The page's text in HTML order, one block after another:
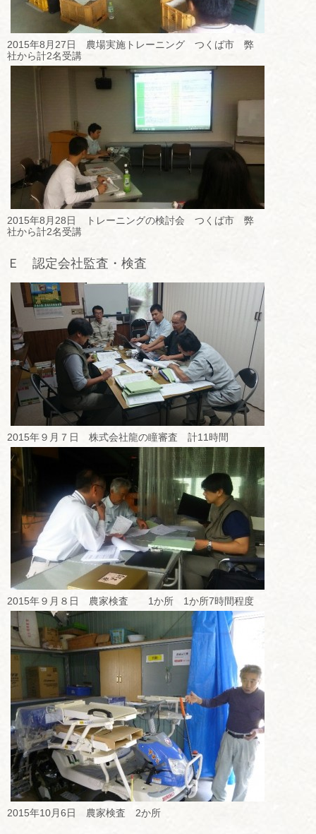
2015年8月27日 農場実施トレーニング つくば市 弊
社から計2名受講
2015年8月28日 トレーニングの検討会 つくば市 弊
社から計2名受講
Ｅ 認定会社監査・検査
2015年９月７日 株式会社龍の瞳審査 計11時間
2015年９月８日 農家検査 1か所 1か所7時間程度
2015年10月6日 農家検査 2か所